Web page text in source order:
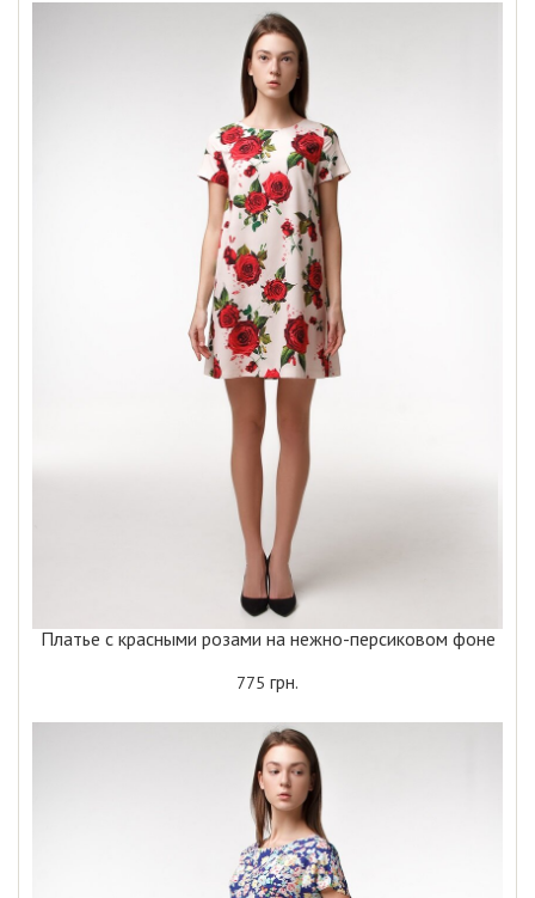
Платье с красными розами на нежно-персиковом фоне
775 грн.